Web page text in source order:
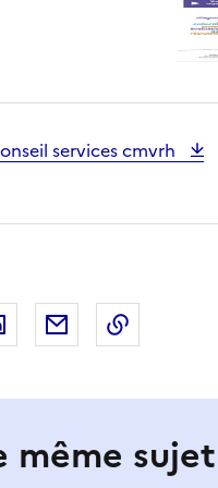
services cmvrh
sur X
Partager sur LinkedIn
Partager par email
même sujet